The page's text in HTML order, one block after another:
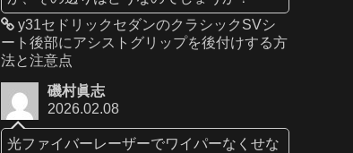
y31セドリックセダンのクラシックSVシ
ート後部にアシストグリップを後付けする方
法と注意点
磯村眞志
2026.02.08
光ファイバーレーザーでワイパーなくせな